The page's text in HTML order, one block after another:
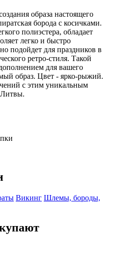
образа настоящего
борода с косичками.
полиэстера, обладает
легко и быстро
подойдет для праздников в
ретро-стиля. Такой
для вашего
образ. Цвет - ярко-рыжий.
с этим уникальным
Литвы.
Викинг Шлемы, бороды,